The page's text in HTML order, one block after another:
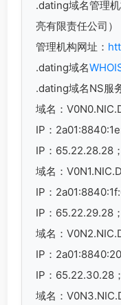
.dating域名管理
亮有限责任公司）
管理机构网址：
.dating域名
.dating域名NS服
域名：
IP：
IP：65.22.28.28；
域名：
IP：
IP：65.22.29.28；
域名：
IP：
IP：65.22.30.28；
域名：